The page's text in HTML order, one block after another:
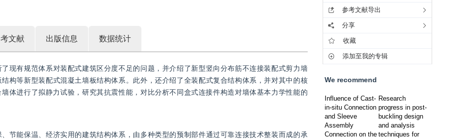
文献 出版信息 数据统计
现有规范体系对装配式建筑区分度不足的问题，并介绍了新型竖向分布筋不连接装配式剪力墙
构等新型装配式混凝土墙板结构体系。此外，还介绍了全装配式复合结构体系，并对其中的核
进行了拟静力试验，研究其抗震性能，对比分析不同盒式连接件构造对墙体基本力学性能的
节能保温、经济实用的建筑结构体系，由多种类型的预制部件通过可靠连接技术整装而成的承
参考文献导出
分享
收藏
添加至我的专辑
We recommend
Influence of Cast-
in-situ Connection
and Sleeve
Assembly
Connection on the
Research
progress in post-
buckling design
and analysis
techniques for